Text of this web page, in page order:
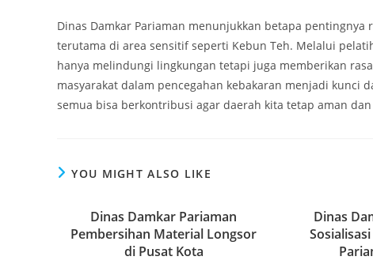
Dinas Damkar Pariaman menunjukkan betapa
terutama di area sensitif seperti Kebun Teh. Melalui
hanya melindungi lingkungan tetapi juga memberikan
masyarakat dalam pencegahan kebakaran menjadi kunci
semua bisa berkontribusi agar daerah kita tetap aman
YOU MIGHT ALSO LIKE
Dinas Damkar Pariaman
Pembersihan Material Longsor
di Pusat Kota
Dinas